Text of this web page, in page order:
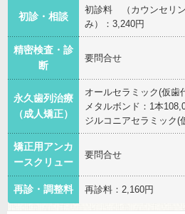
初診・相談
初診料 （カウンセリ
み）：3,240円
精密検査・診
断
要問合せ
永久歯列治療
（成人矯正）
オールセラミック(仮歯
メタルボンド：1本
ジルコニアセラミック(
矯正用アンカ
ースクリュー
要問合せ
再診・調整料 再診料：2,160円